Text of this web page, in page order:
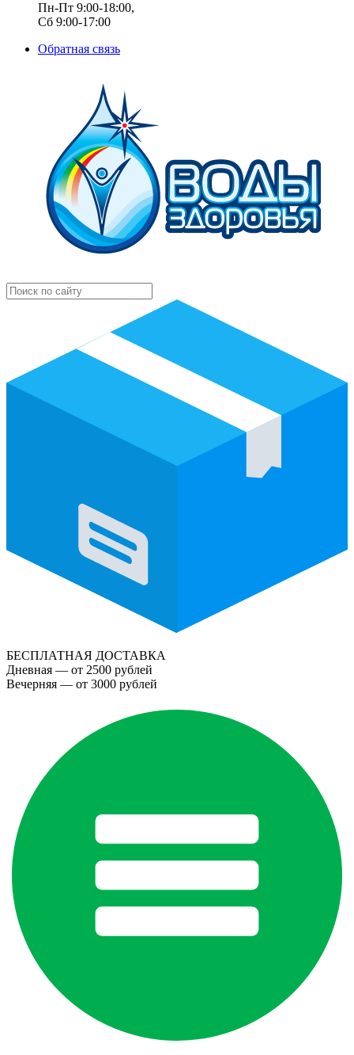
Пн-Пт 9:00-18:00,
Сб 9:00-17:00
Обратная связь
БЕСПЛАТНАЯ ДОСТАВКА
Дневная — от 2500 рублей
Вечерняя — от 3000 рублей